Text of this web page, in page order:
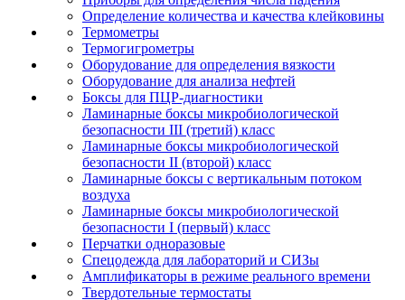
Определение количества и качества клейковины
Термометры
Термогигрометры
Оборудование для определения вязкости
Оборудование для анализа нефтей
Боксы для ПЦР-диагностики
Ламинарные боксы микробиологической
безопасности III (третий) класс
Ламинарные боксы микробиологической
безопасности II (второй) класс
Ламинарные боксы с вертикальным потоком
воздуха
Ламинарные боксы микробиологической
безопасности I (первый) класс
Перчатки одноразовые
Спецодежда для лабораторий и СИЗы
Амплификаторы в режиме реального времени
Твердотельные термостаты